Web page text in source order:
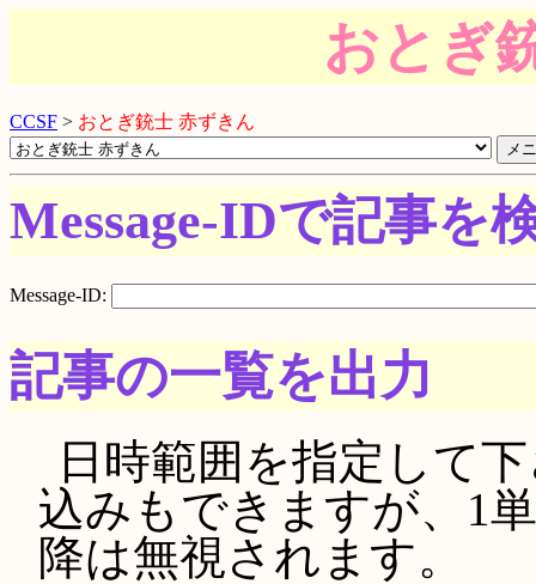
おとぎ
CCSF > おとぎ銃士 赤ずきん
Message-IDで記事を
Message-ID:
記事の一覧を出力
日時範囲を指定して
込みもできますが、1
降は無視されます。